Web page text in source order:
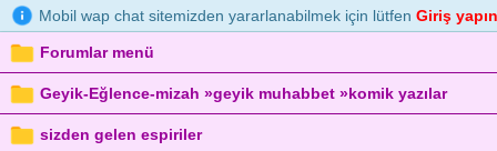
Mobil wap chat sitemizden yararlanabilmek için lütfen Giriş
Forumlar menü
Geyik-Eğlence-mizah »geyik muhabbet »komik yazılar
sizden gelen espiriler